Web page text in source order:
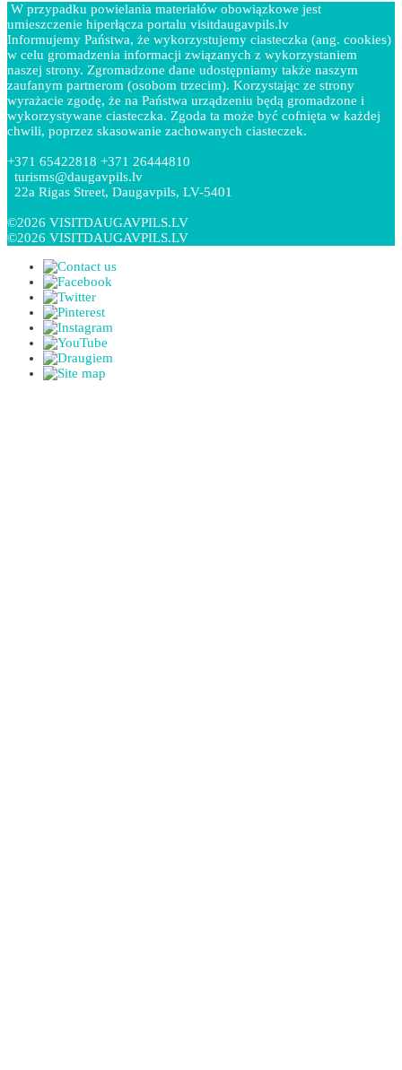
W przypadku powielania materiałów obowiązkowe jest
umieszczenie hiperłącza portalu visitdaugavpils.lv
Informujemy Państwa, że wykorzystujemy ciasteczka (ang. cookies)
w celu gromadzenia informacji związanych z wykorzystaniem
naszej strony. Zgromadzone dane udostępniamy także naszym
zaufanym partnerom (osobom trzecim). Korzystając ze strony
wyrażacie zgodę, że na Państwa urządzeniu będą gromadzone i
wykorzystywane ciasteczka. Zgoda ta może być cofnięta w każdej
chwili, poprzez skasowanie zachowanych ciasteczek.
+371 65422818 +371 26444810
turisms@daugavpils.lv
22a Rigas Street, Daugavpils, LV-5401
©2026 VISITDAUGAVPILS.LV
©2026 VISITDAUGAVPILS.LV